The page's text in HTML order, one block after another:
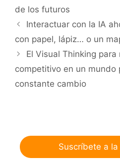
de los futuros
Interactuar con la IA
con papel, lápiz… o un
El Visual Thinking para
competitivo en un mundo
constante cambio
Suscríbete a